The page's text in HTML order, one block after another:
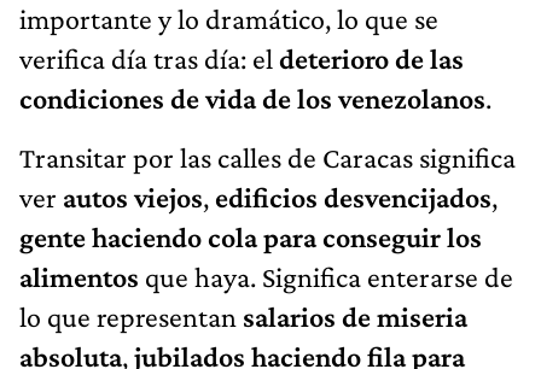
importante y lo dramático, lo que se
verifica día tras día: el deterioro de las
condiciones de vida de los venezolanos.
Transitar por las calles de Caracas significa
ver autos viejos, edificios desvencijados,
gente haciendo cola para conseguir los
alimentos que haya. Significa enterarse de
lo que representan salarios de miseria
absoluta,jubilados haciendo fila para